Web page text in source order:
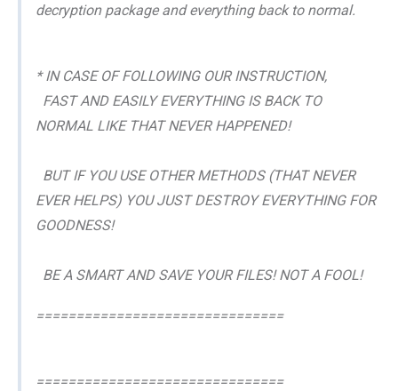
decryption package and everything back to normal.
* IN CASE OF FOLLOWING OUR INSTRUCTION,
FAST AND EASILY EVERYTHING IS BACK TO
NORMAL LIKE THAT NEVER HAPPENED!
BUT IF YOU USE OTHER METHODS (THAT NEVER
EVER HELPS) YOU JUST DESTROY EVERYTHING FOR
GOODNESS!
BE A SMART AND SAVE YOUR FILES! NOT A FOOL!
===============================
===============================